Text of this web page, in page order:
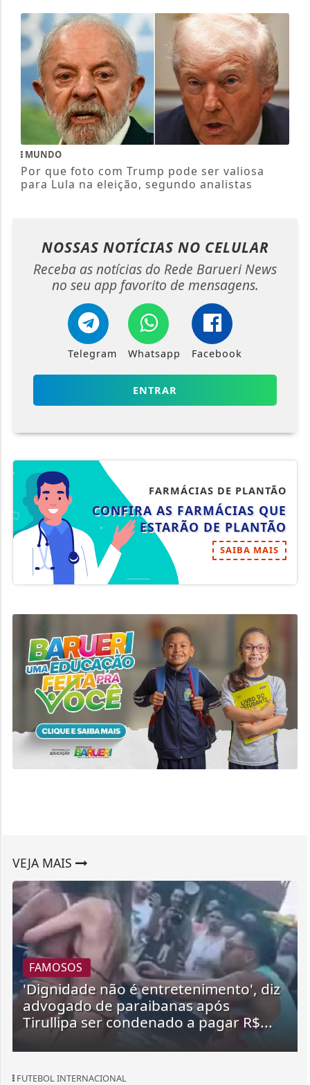
MUNDO
Por que foto com Trump pode ser valiosa
para Lula na eleição, segundo analistas
NOSSAS NOTÍCIAS NO CELULAR
Receba as notícias do Rede Barueri News
no seu app favorito de mensagens.
Telegram Whatsapp Facebook
ENTRAR
FARMÁCIAS DE PLANTÃO
CONFIRA AS FARMÁCIAS QUE
ESTARÃO DE PLANTÃO
SAIBA MAIS
VEJA MAIS
FAMOSOS
'Dignidade não é entretenimento', diz
advogado de paraibanas após
Tirullipa ser condenado a pagar R$...
FUTEBOL INTERNACIONAL